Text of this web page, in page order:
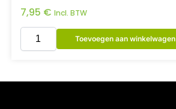
7,95 € Incl. BTW
Toevoegen aan winkelwagen